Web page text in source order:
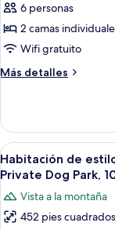
para
no
fumadores
Japanese-
6 personas
2 camas
Wifi gratuito
Más detalles
Más
para
no
fumadores
(Maisonette
Western-
Style)
Abrir
todas
fotos
de
9
Habitación de
Private Dog Park,
Vista a la montaña
452 pies cuadrados